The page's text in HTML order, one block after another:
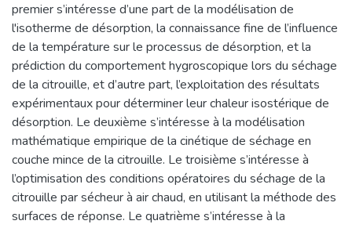
premier s’intéresse d’une part de la modélisation de
l'isotherme de désorption, la connaissance fine de l’influence
de la température sur le processus de désorption, et la
prédiction du comportement hygroscopique lors du séchage
de la citrouille, et d’autre part, l’exploitation des résultats
expérimentaux pour déterminer leur chaleur isostérique de
désorption. Le deuxième s’intéresse à la modélisation
mathématique empirique de la cinétique de séchage en
couche mince de la citrouille. Le troisième s’intéresse à
l’optimisation des conditions opératoires du séchage de la
citrouille par sécheur à air chaud, en utilisant la méthode des
surfaces de réponse. Le quatrième s’intéresse à la